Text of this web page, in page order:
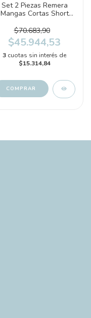
Set 2 Piezas Remera
Mangas Cortas Short
$70.683,90
$45.944,53
3 cuotas sin interés de
$15.314,84
COMPRAR